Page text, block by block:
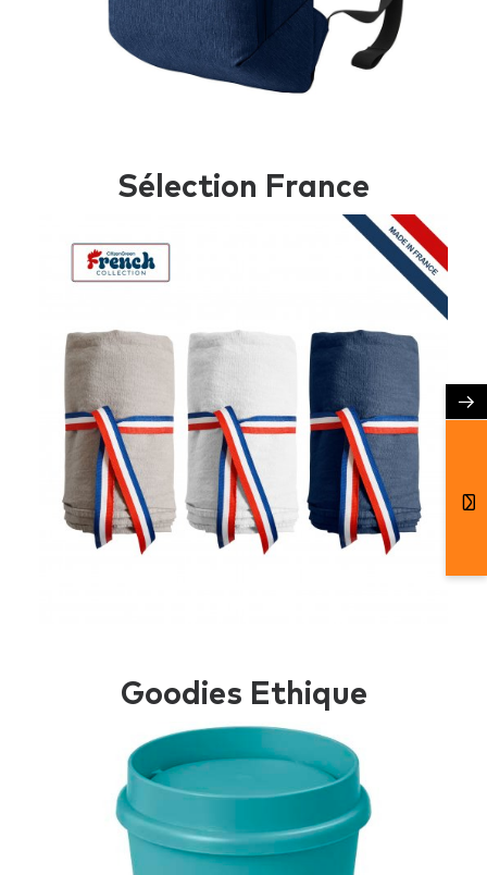
Sélection France
Goodies Ethique
→